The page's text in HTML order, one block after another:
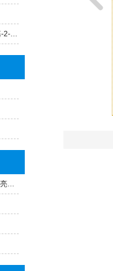
4-(4-氨基苯氧基)-N-甲基-2-吡啶甲酰胺
R-四氢罂粟碱-N-乙酰-L-亮氨酸盐